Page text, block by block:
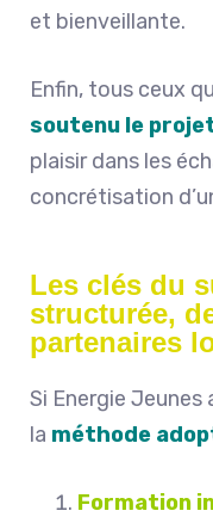
et bienveillante.
Enfin, tous ceux
soutenu le
plaisir dans les
concrétisation
Les clés du
structurée,
partenaires
Si Energie
la méthode
Formation